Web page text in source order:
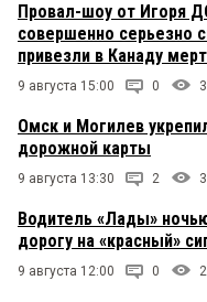
Провал-шоу от Игоря
совершенно серьезно
привезли в Канаду
9 августа 15:00 0
Омск и Могилев
дорожной карты
9 августа 13:30 2
Водитель «Лады»
дорогу на «красный»
9 августа 12:00 0